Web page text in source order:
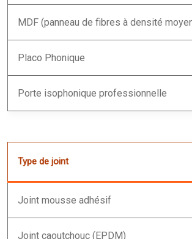
MDF (panneau de fibres à densité
Placo Phonique
Porte isophonique professionnelle
Type de joint
Joint mousse adhésif
Joint caoutchouc (EPDM)